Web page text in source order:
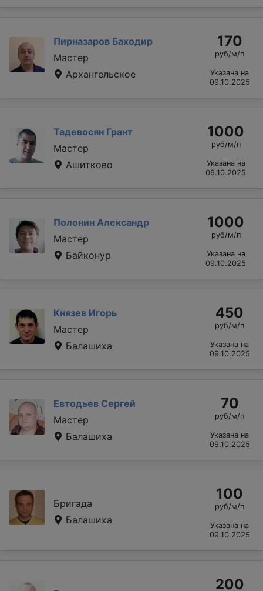
Пирназаров Баходир
Мастер
Архангельское
170
руб/м/п
Указана на
09.10.2025
Тадевосян Грант
Мастер
Ашитково
1000
руб/м/п
Указана на
09.10.2025
Полонин Александр
Мастер
Байконур
1000
руб/м/п
Указана на
09.10.2025
Князев Игорь
Мастер
Балашиха
450
руб/м/п
Указана на
09.10.2025
Евтодьев Сергей
Мастер
Балашиха
70
руб/м/п
Указана на
09.10.2025
Бригада
Балашиха
100
руб/м/п
Указана на
09.10.2025
200